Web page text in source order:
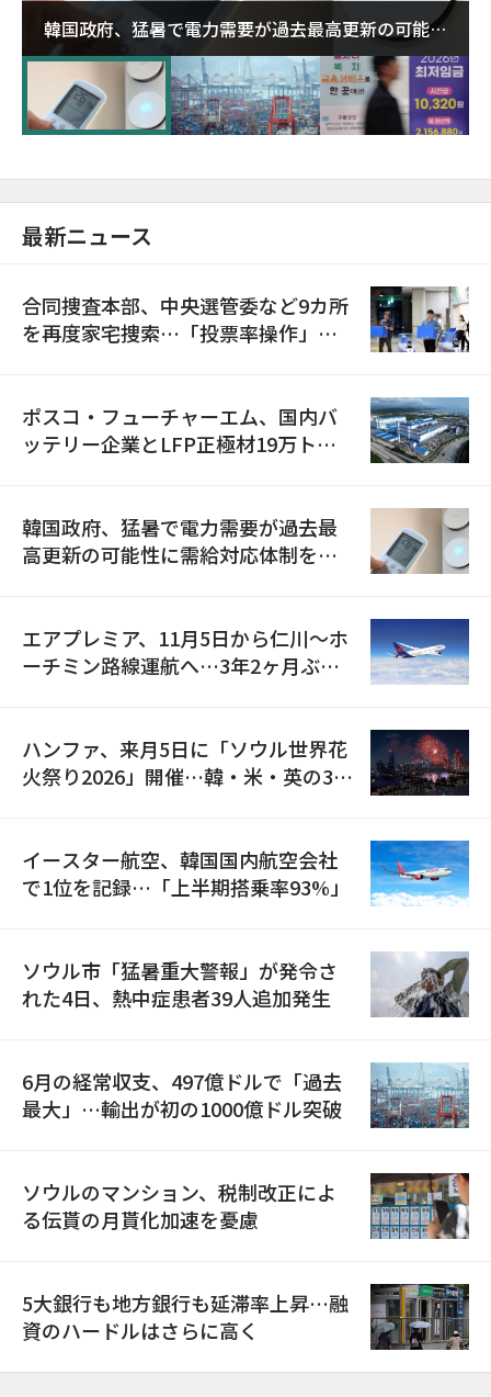
韓国政府、猛暑で電力需要が過去最高更新の可能性
に需給対応体制を点検
最新ニュース
合同捜査本部、中央選管委など9カ所
を再度家宅捜索…「投票率操作」の
ポスコ・フューチャーエム、国内バ
ッテリー企業とLFP正極材19万トン
韓国政府、猛暑で電力需要が過去最
高更新の可能性に需給対応体制を点
エアプレミア、11月5日から仁川〜ホ
ーチミン路線運航へ…3年2ヶ月ぶり
ハンファ、来月5日に「ソウル世界花
火祭り2026」開催…韓・米・英の3カ
イースター航空、韓国国内航空会社
で1位を記録…「上半期搭乗率93%」
ソウル市「猛暑重大警報」が発令さ
れた4日、熱中症患者39人追加発生
6月の経常収支、497億ドルで「過去
最大」…輸出が初の1000億ドル突破
ソウルのマンション、税制改正によ
る伝貰の月貰化加速を憂慮
5大銀行も地方銀行も延滞率上昇…融
資のハードルはさらに高く